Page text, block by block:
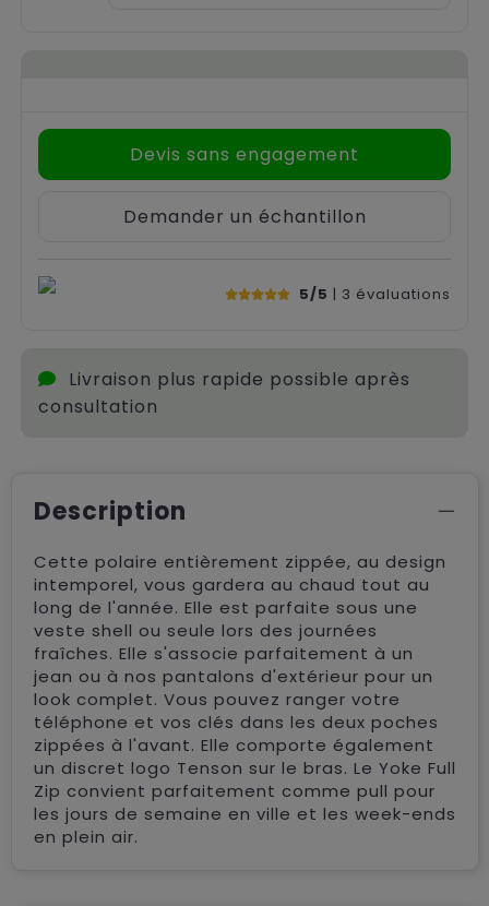
Devis sans engagement
Demander un échantillon
5/5 | 3 évaluations
Livraison plus rapide possible après
consultation
Description
Cette polaire entièrement zippée, au design
intemporel, vous gardera au chaud tout au
long de l'année. Elle est parfaite sous une
veste shell ou seule lors des journées
fraîches. Elle s'associe parfaitement à un
jean ou à nos pantalons d'extérieur pour un
look complet. Vous pouvez ranger votre
téléphone et vos clés dans les deux poches
zippées à l'avant. Elle comporte également
un discret logo Tenson sur le bras. Le Yoke Full
Zip convient parfaitement comme pull pour
les jours de semaine en ville et les week-ends
en plein air.